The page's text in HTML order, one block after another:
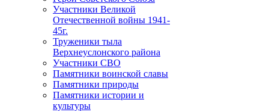
Участники Великой
Отечественной войны 1941-
45г.
Труженики тыла
Верхнеуслонского района
Участники СВО
Памятники воинской славы
Памятники природы
Памятники истории и
культуры